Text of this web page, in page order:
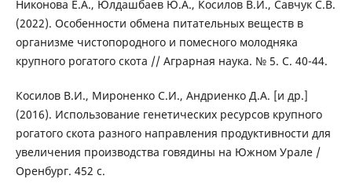
Никонова Е.А., Юлдашбаев Ю.А., Косилов В.И., Савчук С.В.
(2022). Особенности обмена питательных веществ в
организме чистопородного и помесного молодняка
крупного рогатого скота // Аграрная наука. № 5. С. 40-44.
Косилов В.И., Мироненко С.И., Андриенко Д.А. [и др.]
(2016). Использование генетических ресурсов крупного
рогатого скота разного направления продуктивности для
увеличения производства говядины на Южном Урале /
Оренбург. 452 с.